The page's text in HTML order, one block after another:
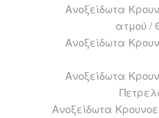
Ανοξείδωτα
ατμού /
Ανοξείδωτα
Ανοξείδωτα
Ανοξείδωτα